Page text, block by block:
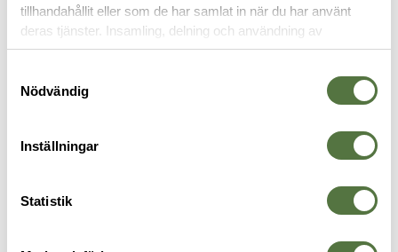
tillhandahållit eller som de har samlat in när du har använt
deras tjänster. Insamling, delning och användning av
personuppgifter kan användas för personalisering av
Nödvändig
Inställningar
Statistik